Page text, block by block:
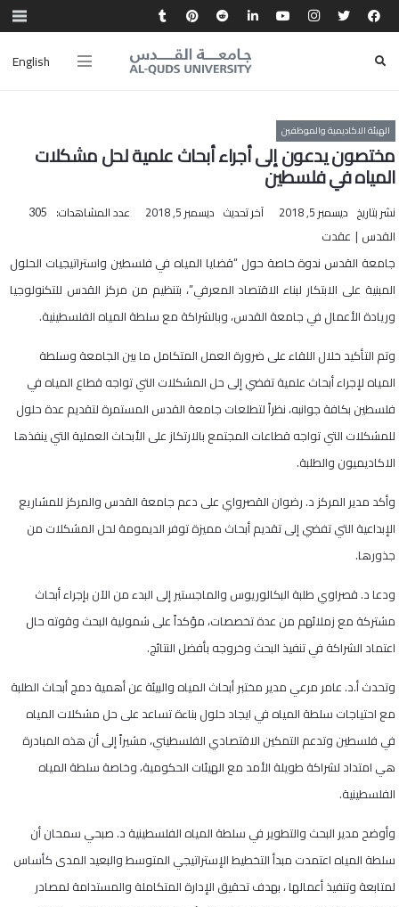
English
الهيئة الاكاديمية والموظفين
مختصون يدعون إلى أجراء أبحاث علمية لحل مشكلات
المياه في فلسطين
نشر بتاريخ ديسمبر 5, 2018 آخر تحديث ديسمبر 5, 2018 عدد المشاهدات: 305
القدس | عقدت
جامعة القدس ندوة خاصة حول “قضايا المياه في فلسطين واستراتيجيات الحلول
المبنية على الابتكار لبناء الاقتصاد المعرفي”، بتنظيم من مركز القدس للتكنولوجيا
وريادة الأعمال في جامعة القدس، وبالشراكة مع سلطة المياه الفلسطينية.
وتم التأكيد خلال اللقاء على ضرورة العمل المتكامل ما بين الجامعة وسلطة
المياه لإجراء أبحاث علمية تفضي إلى حل المشكلات التي تواجه قطاع المياه في
فلسطين بكافة جوانبه، نظراً لتطلعات جامعة القدس المستمرة لتقديم عدة حلول
للمشكلات التي تواجه قطاعات المجتمع بالارتكاز على الأبحاث العملية التي ينفذها
الاكاديميون والطلبة.
وأكد مدير المركز د. رضوان القصرواي على دعم جامعة القدس والمركز للمشاريع
الإبداعية التي تفضي إلى تقديم أبحاث مميزة توفر الديمومة لحل المشكلات من
جذورها.
ودعا د. قصراوي طلبة البكالوريوس والماجستير إلى البدء من الآن بإجراء أبحاث
مشتركة مع زملائهم من عدة تخصصات، مؤكداً على شمولية البحث وقوته حال
اعتماد الشراكة في تنفيذ البحث وخروجه بأفضل النتائج.
وتحدث أ.د. عامر مرعي مدير مختبر أبحاث المياه والبيئة عن أهمية دمج أبحاث الطلبة
مع احتياجات سلطة المياه في ايجاد حلول بناءة تساعد على حل مشكلات المياه
في فلسطين وتدعم التمكين الاقتصادي الفلسطيني، مشيراً إلى أن هذه المبادرة
هي امتداد لشراكة طويلة الأمد مع الهيئات الحكومية، وخاصة سلطة المياه
الفلسطينية.
وأوضح مدير البحث والتطوير في سلطة المياه الفلسطينية د. صبحي سمحان أن
سلطة المياه اعتمدت مبدأ التخطيط الإستراتيجي المتوسط والبعيد المدى كأساس
لمتابعة وتنفيذ أعمالها ، بهدف تحقيق الإدارة المتكاملة والمستدامة لمصادر